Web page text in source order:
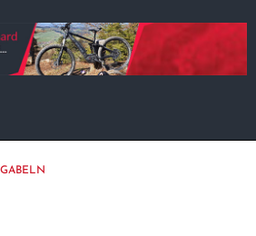
GABELN